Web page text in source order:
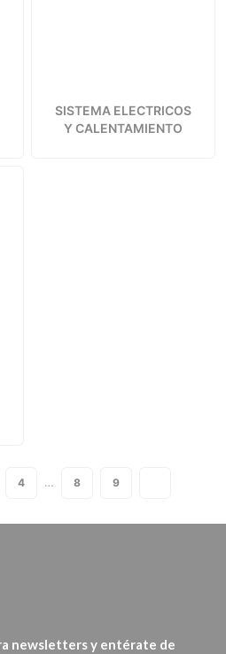
SISTEMA ELECTRICOS
Y CALENTAMIENTO
4 … 8 9
newsletters y entérate de